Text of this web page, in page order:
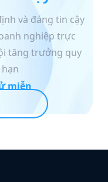
và đáng tin cậy
nghiệp trực
tăng trưởng quy
miễn